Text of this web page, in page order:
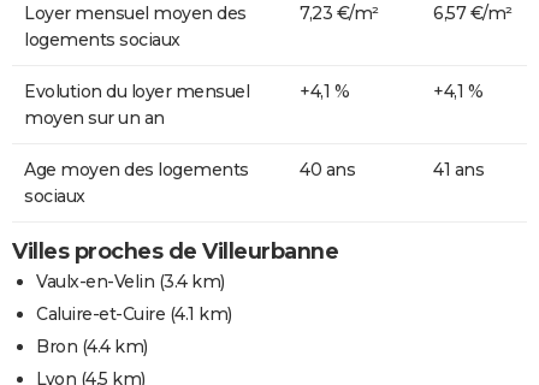
Loyer mensuel moyen des
logements sociaux
7,23 €/m² 6,57 €/m²
Evolution du loyer mensuel
moyen sur un an
+4,1 % +4,1 %
Age moyen des logements
sociaux
40 ans 41 ans
Villes proches de Villeurbanne
Vaulx-en-Velin (3.4 km)
Caluire-et-Cuire (4.1 km)
Bron (4.4 km)
Lyon (4.5 km)